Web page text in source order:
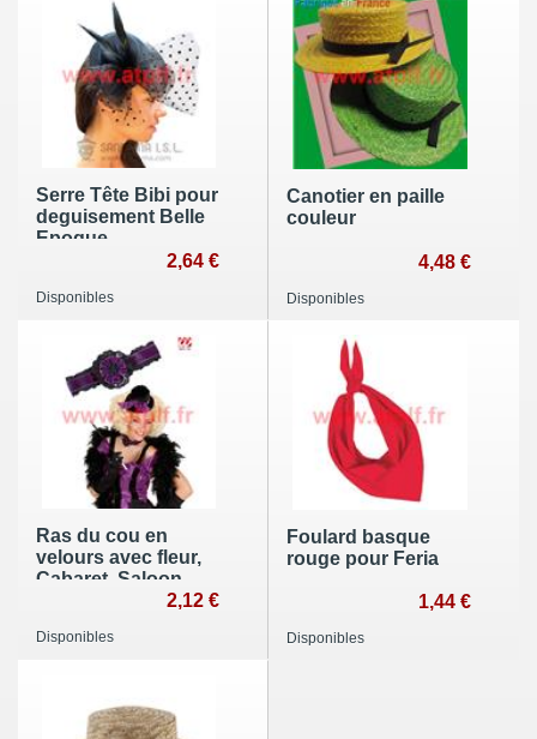
Serre Tête Bibi pour
deguisement Belle
Epoque
2,64 €
Disponibles
Canotier en paille
couleur
4,48 €
Disponibles
Ras du cou en
velours avec fleur,
Cabaret, Saloon,
2,12 €
Disponibles
Foulard basque
rouge pour Feria
1,44 €
Disponibles